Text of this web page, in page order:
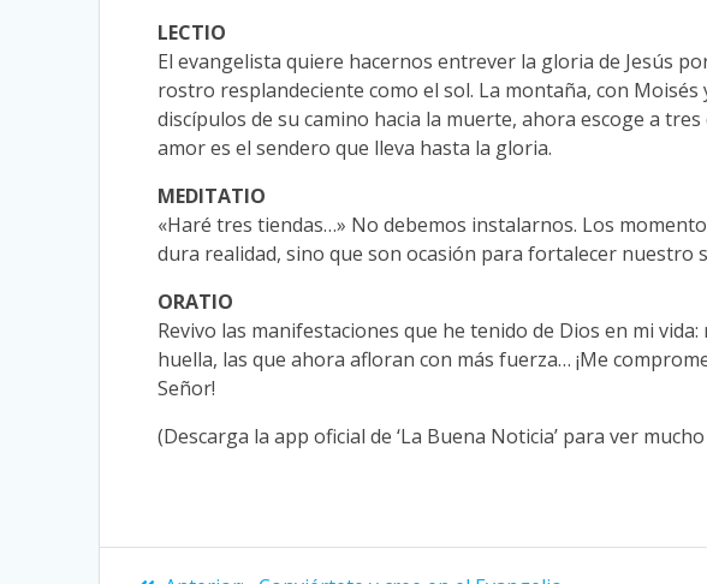
LECTIO
El evangelista quiere hacernos entrever la gloria de Jesús
rostro resplandeciente como el sol. La montaña, con
discípulos de su camino hacia la muerte, ahora escoge a
amor es el sendero que lleva hasta la gloria.
MEDITATIO
«Haré tres tiendas…» No debemos instalarnos. Los
dura realidad, sino que son ocasión para fortalecer nuestro
ORATIO
Revivo las manifestaciones que he tenido de Dios en mi
huella, las que ahora afloran con más fuerza… ¡Me
Señor!
(Descarga la app oficial de ‘La Buena Noticia’ para ver